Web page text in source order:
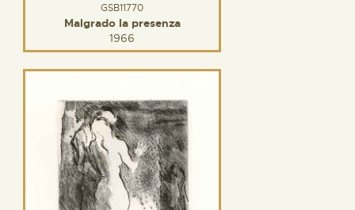
GSB11770
Malgrado la presenza
1966